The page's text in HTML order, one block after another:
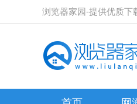
浏览器家园-提供优质下